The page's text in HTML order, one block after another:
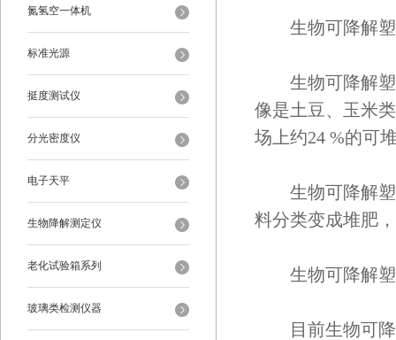
氮氢空一体机
标准光源
挺度测试仪
分光密度仪
电子天平
生物降解测定仪
老化试验箱系列
玻璃类检测仪器
生物可降解塑
生物可降解塑
像是土豆、玉米
场上约24 %的可
生物可降解塑
料分类变成堆肥
生物可降解塑
目前生物可降